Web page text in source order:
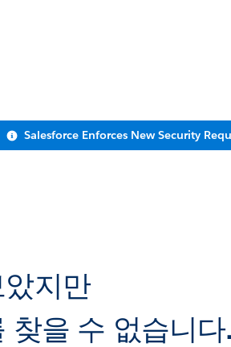
Salesforce Enforces New Security
지만
찾을 수 없습니다.